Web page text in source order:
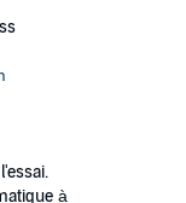
à